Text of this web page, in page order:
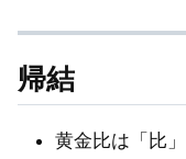
帰結
黄金比は「比